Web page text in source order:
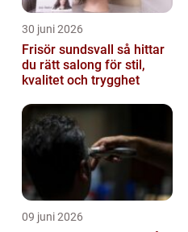
30 juni 2026
Frisör sundsvall så hittar
du rätt salong för stil,
kvalitet och trygghet
09 juni 2026